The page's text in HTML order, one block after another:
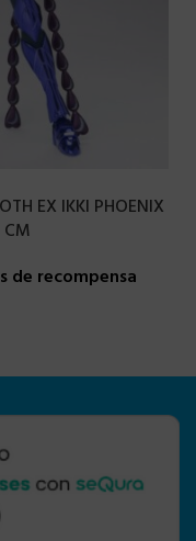
EX IKKI PHOENIX
CM
de recompensa